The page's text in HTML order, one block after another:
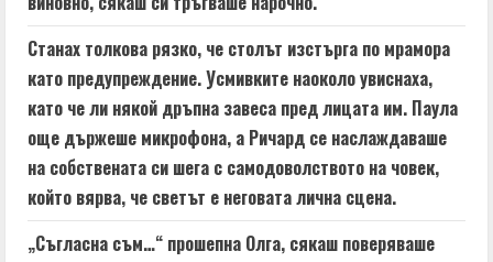
Станах толкова рязко, че столът изстърга по мрамора
като предупреждение. Усмивките наоколо увиснаха,
като че ли някой дръпна завеса пред лицата им. Паула
още държеше микрофона, а Ричард се наслаждаваше
на собствената си шега с самодоволството на човек,
който вярва, че светът е неговата лична сцена.
„Съгласна съм…“ прошепна Олга, сякаш поверяваше